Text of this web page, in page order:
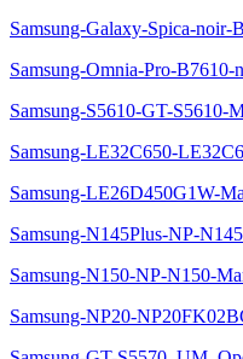
Samsung-Galaxy-Spica-
Samsung-Omnia-Pro-
Samsung-S5610-GT-S5610-
Samsung-LE32C650-
Samsung-LE26D450G1W-
Samsung-N145Plus-NP-
Samsung-N150-NP-N150-
Samsung-NP20-